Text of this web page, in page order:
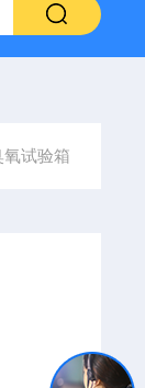
冷热（温度）冲
试验箱